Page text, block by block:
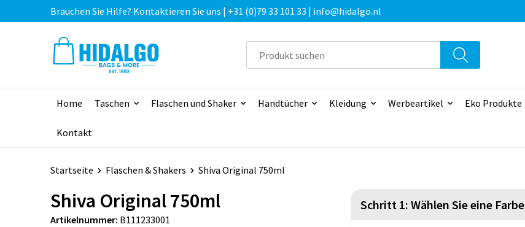
Brauchen Sie Hilfe? Kontaktieren Sie uns | +31 (0)79 33 101 33 | info@hidalgo.nl
Home Taschen Flaschen und Shaker Handtücher Kleidung Werbeartikel Eko Produkte
Kontakt
Startseite Flaschen & Shakers Shiva Original 750ml
Shiva Original 750ml
Artikelnummer: B111233001
Schritt 1: Wählen Sie eine Farbe